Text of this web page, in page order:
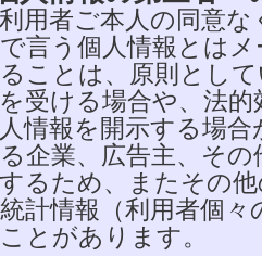
用者ご本人の同意な
言う個人情報とは
ことは、原則とし
受ける場合や、法
情報を開示する場
企業、広告主、そ
るため、またその
計情報（利用者個
とがあります。